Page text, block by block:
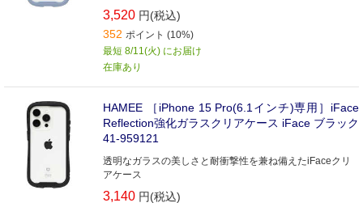
3,520 円(税込)
352 ポイント (10%)
最短 8/11(火) にお届け
在庫あり
HAMEE ［iPhone 15 Pro(6.1インチ)専用］iFace
Reflection強化ガラスクリアケース iFace ブラック
41-959121
透明なガラスの美しさと耐衝撃性を兼ね備えたiFaceクリ
アケース
3,140 円(税込)